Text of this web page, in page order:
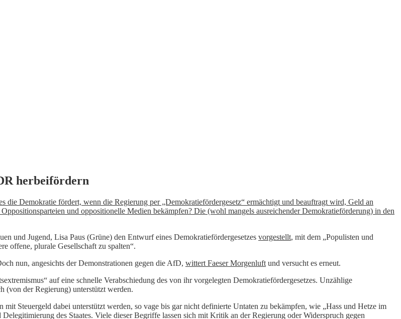
herbeifördern
die Demokratie fördert, wenn die Regierung per „Demokratiefördergesetz“ ermächtigt und beauftragt wird, Geld an
und oppositionelle Medien bekämpfen? Die (wohl mangels ausreichender Demokratieförderung) in den
und Jugend, Lisa Paus (Grüne) den Entwurf eines Demokratiefördergesetzes vorgestellt, mit dem „Populisten und
offene, plurale Gesellschaft zu spalten“.
nun, angesichts der Demonstrationen gegen die AfD, wittert Faeser Morgenluft und versucht es erneut.
auf eine schnelle Verabschiedung des von ihr vorgelegten Demokratiefördergesetzes. Unzählige
(von der Regierung) unterstützt werden.
Steuergeld dabei unterstützt werden, so vage bis gar nicht definierte Untaten zu bekämpfen, wie „Hass und Hetze im
des Staates. Viele dieser Begriffe lassen sich mit Kritik an der Regierung oder Widerspruch gegen